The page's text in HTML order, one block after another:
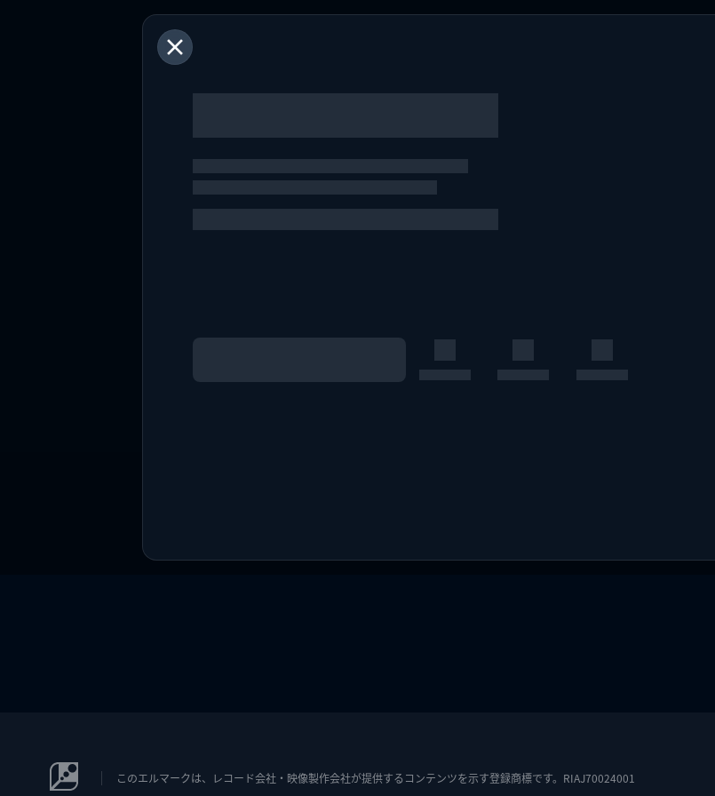
このエルマークは、レコード会社・映像製作会社が提供するコンテンツを示す登録商標です。RIAJ70024001